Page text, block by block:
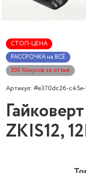
СТОП-ЦЕНА
РАССРОЧКА на ВСЁ
300 бонусов за отзыв
Артикул: #e370dc26-
ZKIS12,